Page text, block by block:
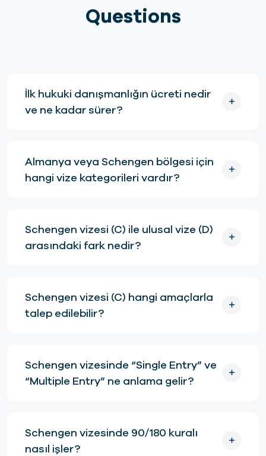
Questions
İlk hukuki danışmanlığın ücreti nedir
ve ne kadar sürer?
Almanya veya Schengen bölgesi için
hangi vize kategorileri vardır?
Schengen vizesi (C) ile ulusal vize (D)
arasındaki fark nedir?
Schengen vizesi (C) hangi amaçlarla
talep edilebilir?
Schengen vizesinde “Single Entry” ve
“Multiple Entry” ne anlama gelir?
Schengen vizesinde 90/180 kuralı
nasıl işler?